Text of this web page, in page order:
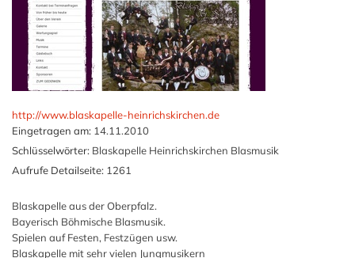
http://www.blaskapelle-heinrichskirchen.de
Eingetragen am: 14.11.2010
Schlüsselwörter: Blaskapelle Heinrichskirchen Blasmusik
Aufrufe Detailseite: 1261
Blaskapelle aus der Oberpfalz.
Bayerisch Böhmische Blasmusik.
Spielen auf Festen, Festzügen usw.
Blaskapelle mit sehr vielen Jungmusikern